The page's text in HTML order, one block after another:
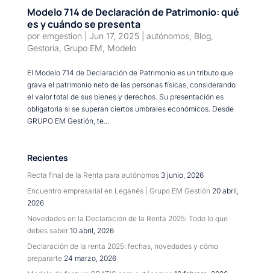
Modelo 714 de Declaración de Patrimonio: qué
es y cuándo se presenta
por emgestion Jun 17, 2025| autónomos, Blog,
Gestoría Grupo EM Modelo
El Modelo 714 de Declaración de Patrimonio es un tributo que
grava el patrimonio neto de las personas físicas, considerando
el valor total de sus bienes y derechos. Su presentación es
obligatoria si se superan ciertos umbrales económicos. Desde
GRUPO EM Gestión, te...
Recientes
Recta final de la Renta para autónomos 3 junio, 2026
Encuentro empresarial en Leganés | Grupo EM Gestión 20 abril,
2026
Novedades en la Declaración de la Renta 2025: Todo lo que
debes saber 10 abril, 2026
Declaración de la renta 2025: fechas, novedades y cómo
prepararte 24 marzo, 2026